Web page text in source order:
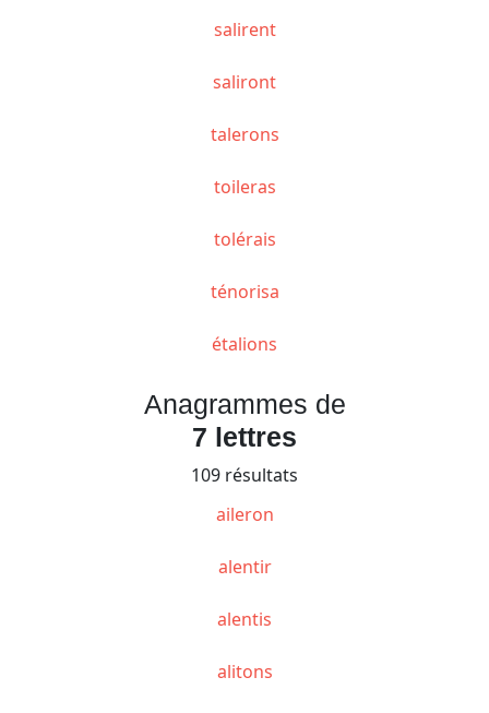
salirent
saliront
talerons
toileras
tolérais
ténorisa
étalions
Anagrammes de
7 lettres
109 résultats
aileron
alentir
alentis
alitons